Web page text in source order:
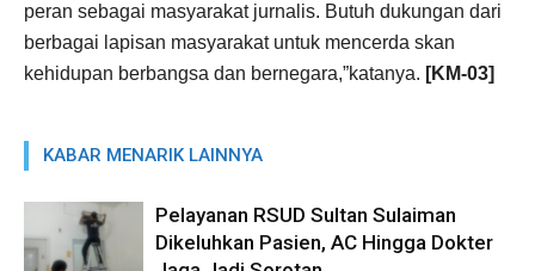
peran sebagai masyarakat jurnalis. Butuh dukungan dari
berbagai lapisan masyarakat untuk mencerda skan
kehidupan berbangsa dan bernegara,”katanya. [KM-03]
KABAR MENARIK LAINNYA
Pelayanan RSUD Sultan Sulaiman
Dikeluhkan Pasien, AC Hingga Dokter